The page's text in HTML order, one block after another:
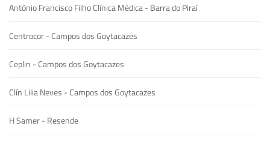
Antônio Francisco Filho Clínica Médica - Barra do Piraí
Centrocor - Campos dos Goytacazes
Ceplin - Campos dos Goytacazes
Clín Lilia Neves - Campos dos Goytacazes
H Samer - Resende